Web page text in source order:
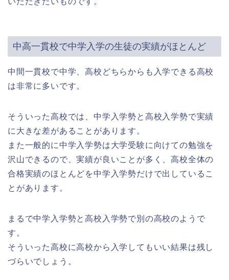
中高一貫校で中学入学の生徒の実績がほとんど
中間一貫校で中学、高校どちらからも入学できる高校
は非常に多いです。
そういった高校では、中学入学勢と高校入学勢で実績
に大きな差があることがあります。
また一般的に中学入学勢は大学受験に向けての勉強を
沢山できるので、実績が良いことが多く、高校全体の
合格実績のほとんどを中学入学勢だけで出しているこ
とがあります。
まるで中学入学勢と高校入学勢で別の高校のようで
す。
そういった高校に高校から入学してもいい結果は残し
づらいでしょう。